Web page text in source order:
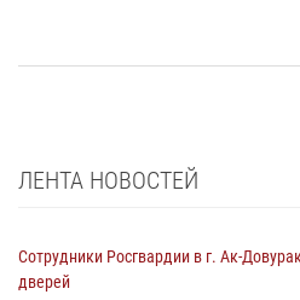
ЛЕНТА НОВОСТЕЙ
Сотрудники Росгвардии в г. Ак-
дверей